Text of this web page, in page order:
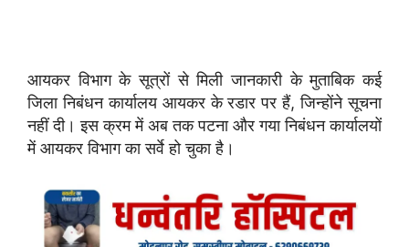
आयकर विभाग के सूत्रों से मिली जानकारी के मुताबिक कई
जिला निबंधन कार्यालय आयकर के रडार पर हैं, जिन्होंने सूचना
नहीं दी। इस क्रम में अब तक पटना और गया निबंधन कार्यालयों
में आयकर विभाग का सर्वे हो चुका है।